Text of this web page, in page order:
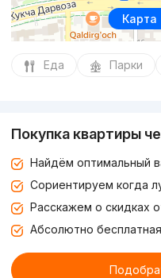
Карта
Еда Парки
Покупка квартиры
Найдём оптимальный
Сориентируем когда
Расскажем о скидках
Абсолютно